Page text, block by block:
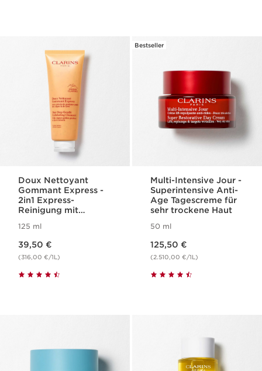
Doux Nettoyant
Gommant Express -
2in1 Express-
Reinigung mit
jeden Hauttyp
125 ml
39,50 €
(316,00 €/1L)
Bestseller
Multi-Intensive Jour -
Superintensive Anti-
Age Tagescreme für
sehr trockene Haut
50 ml
125,50 €
(2.510,00 €/1L)